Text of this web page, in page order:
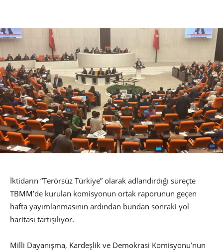
İktidarın “Terörsüz Türkiye” olarak adlandırdığı süreçte
TBMM’de kurulan komisyonun ortak raporunun geçen
hafta yayımlanmasının ardından bundan sonraki yol
haritası tartışılıyor.
Milli Dayanışma, Kardeşlik ve Demokrasi Komisyonu’nun